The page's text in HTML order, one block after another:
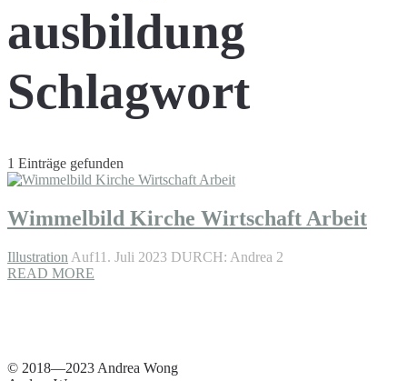
ausbildung
Schlagwort
1 Einträge gefunden
Wimmelbild Kirche Wirtschaft Arbeit
Illustration Auf11. Juli 2023 DURCH: Andrea 2
READ MORE
© 2018—2023 Andrea Wong